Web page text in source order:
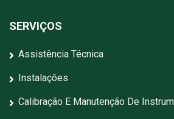
SERVIÇOS
Assistência Técnica
Instalações
Calibração E Manutenção De